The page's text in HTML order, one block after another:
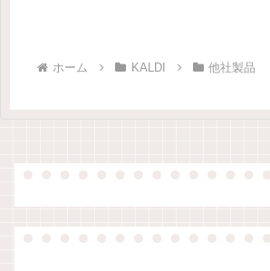
ホーム KALDI 他社製品